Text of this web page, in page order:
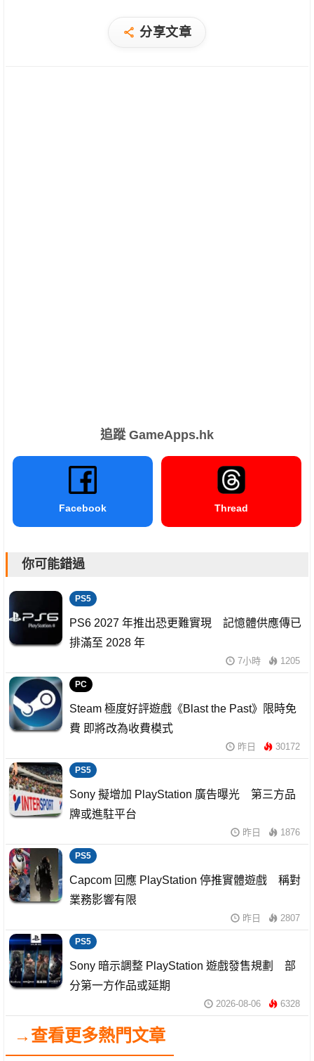
分享文章
追蹤 GameApps.hk
Facebook Thread
你可能錯過
PS5
PS6 2027 年推出恐更難實現 記憶體供應傳已
排滿至 2028 年
7小時 1205
PC
Steam 極度好評遊戲《Blast the Past》限時免
費 即將改為收費模式
昨日 30172
PS5
Sony 擬增加 PlayStation 廣告曝光 第三方品
牌或進駐平台
昨日 1876
PS5
Capcom 回應 PlayStation 停推實體遊戲 稱對
業務影響有限
昨日 2807
PS5
Sony 暗示調整 PlayStation 遊戲發售規劃 部
分第一方作品或延期
2026-08-06 6328
→查看更多熱門文章